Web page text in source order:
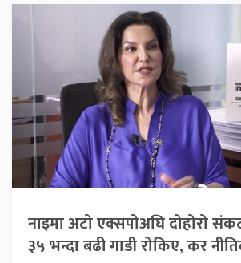
नाइमा अटो एक्सपोअघि दोहोरो
३५ भन्दा बढी गाडी रोकिए, कर